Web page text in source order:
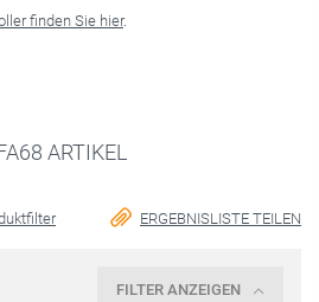
finden Sie hier.
ARTIKEL
ERGEBNISLISTE TEILEN
FILTER ANZEIGEN